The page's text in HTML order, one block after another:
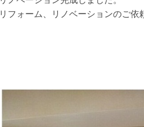
リフォーム、リノベーションのご依